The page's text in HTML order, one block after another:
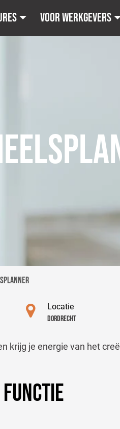
Voor werkgevers
Locatie
Dordrecht
krijg je energie van het